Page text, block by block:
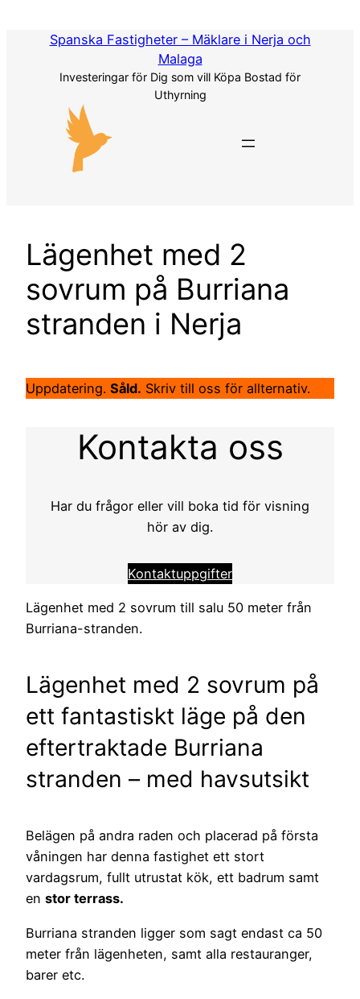
Spanska Fastigheter – Mäklare i Nerja och
Malaga
Investeringar för Dig som vill Köpa Bostad för
Uthyrning
Lägenhet med 2
sovrum på Burriana
stranden i Nerja
Uppdatering. Såld. Skriv till oss för allternativ.
Kontakta oss
Har du frågor eller vill boka tid för visning
hör av dig.
Kontaktuppgifter
Lägenhet med 2 sovrum till salu 50 meter från
Burriana-stranden.
Lägenhet med 2 sovrum på
ett fantastiskt läge på den
eftertraktade Burriana
stranden – med havsutsikt
Belägen på andra raden och placerad på första
våningen har denna fastighet ett stort
vardagsrum, fullt utrustat kök, ett badrum samt
en stor terrass.
Burriana stranden ligger som sagt endast ca 50
meter från lägenheten, samt alla restauranger,
barer etc.